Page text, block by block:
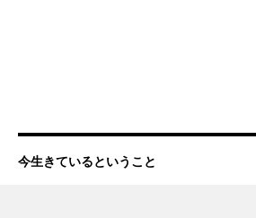
今生きているということ